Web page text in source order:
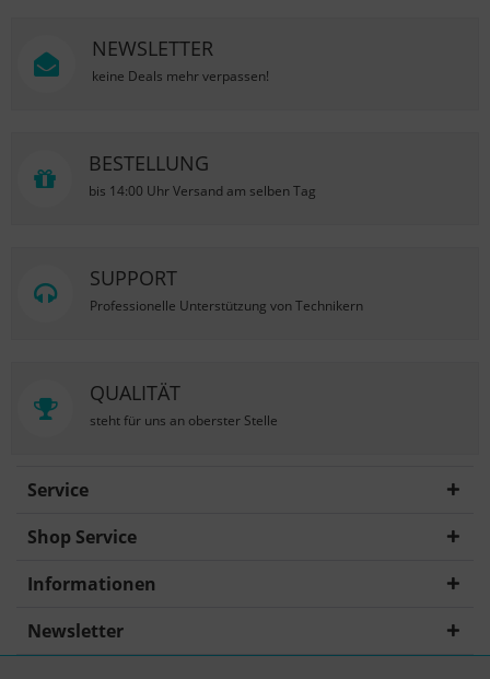
NEWSLETTER
keine Deals mehr verpassen!
BESTELLUNG
bis 14:00 Uhr Versand am selben Tag
SUPPORT
Professionelle Unterstützung von Technikern
QUALITÄT
steht für uns an oberster Stelle
Service
Shop Service
Informationen
Newsletter